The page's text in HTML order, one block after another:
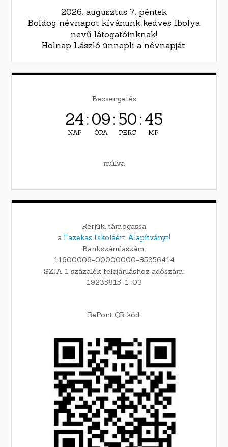
2026. augusztus 7. péntek
Boldog névnapot kívánunk kedves Ibolya
nevű látogatóinknak!
Holnap László ünnepli a névnapját.
Becsengetés
24
NAP
:09
ÓRA
: 50
PERC
:44
MP
múlva
Kérjük, támogassa
a Fazekas Iskoláért Alapítványt!
Bankszámlaszám:
11600006-00000000-85356414
SZJA 1 százalék felajánláshoz adószám:
19235815-1-03
RePont QR kód: